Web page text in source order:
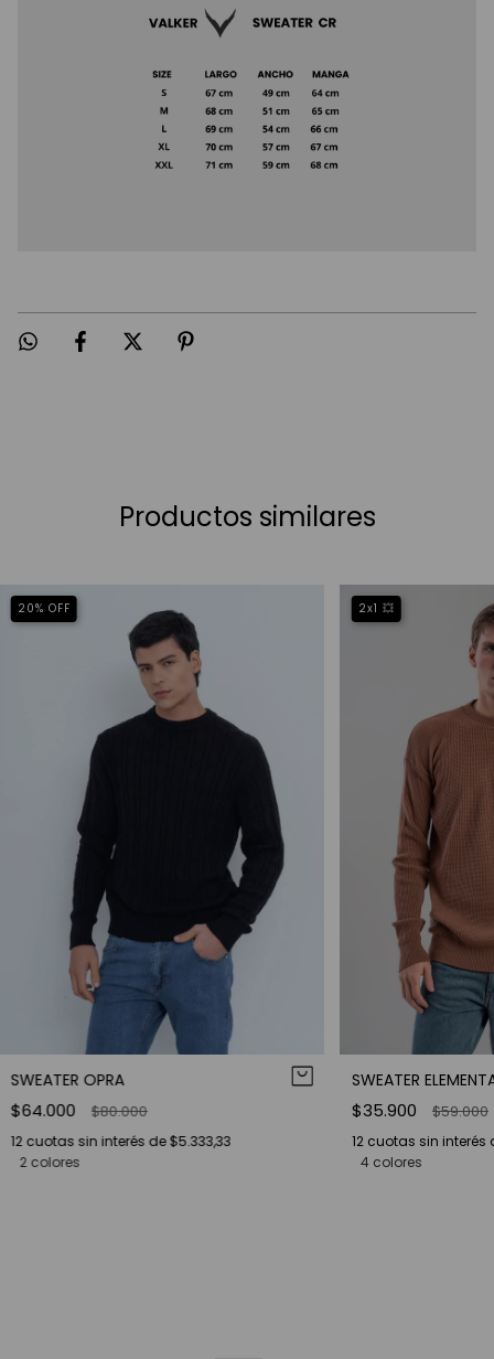
Productos similares
20% OFF
SWEATER OPRA
$64.000 $80.000
12cuotas sin interés de$5.333,33
2 colores
2x1 💥
SWEATER
$35.900 $59.000
12 cuotas sin interés
4 colores